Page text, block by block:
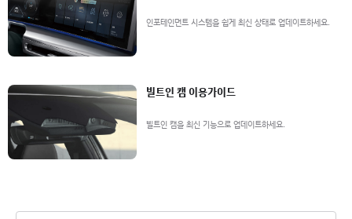
인포테인먼트 시스템을 쉽게 최신 상태로 업데이트하세요.
빌트인 캠 이용가이드
빌트인 캠을 최신 기능으로 업데이트하세요.